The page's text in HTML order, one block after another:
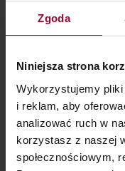
Zgoda
Niniejsza strona
Wykorzystujemy
i reklam, aby
analizować ruch w
korzystasz z naszej
społecznościowym,
100% HYDROLAT
jest źródłem
owocowych i